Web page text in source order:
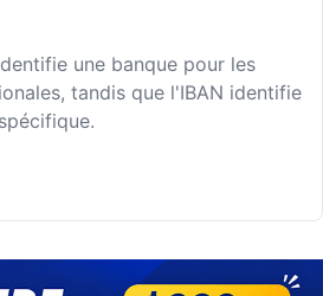
une banque pour les
tandis que l'IBAN identifie